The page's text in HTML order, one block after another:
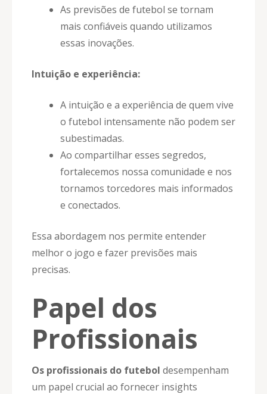
As previsões de futebol se tornam
mais confiáveis quando utilizamos
essas inovações.
Intuição e experiência:
A intuição e a experiência de quem vive
o futebol intensamente não podem ser
subestimadas.
Ao compartilhar esses segredos,
fortalecemos nossa comunidade e nos
tornamos torcedores mais informados
e conectados.
Essa abordagem nos permite entender
melhor o jogo e fazer previsões mais
precisas.
Papel dos
Profissionais
Os profissionais do futebol desempenham
um papel crucial ao fornecer insights